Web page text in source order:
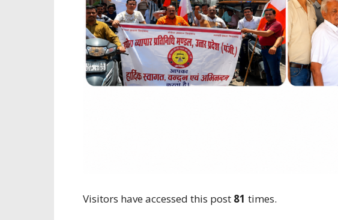
Visitors have accessed this post 81 times.